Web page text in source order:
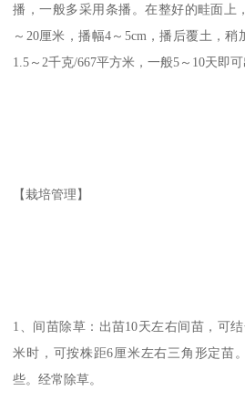
播，一般多采用条播。在整好的畦面上
～20厘米，播幅4～5cm，播后覆土，
1.5～2千克/667平方米，一般5～10天即可
【栽培管理】
1、间苗除草：出苗10天左右间苗，可
米时，可按株距6厘米左右三角形定苗
些。经常除草。